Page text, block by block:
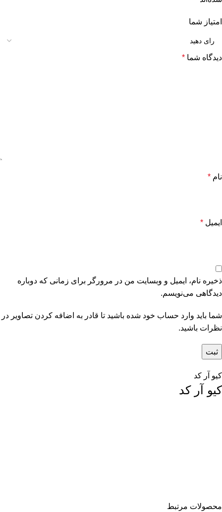
امتیاز شما
دیدگاه شما *
نام *
ایمیل *
ذخیره نام، ایمیل و وبسایت من در مرورگر برای زمانی که دوباره
دیدگاهی می‌نویسم.
شما باید وارد حساب خود شده باشید تا قادر به اضافه کردن تصاویر در
نظرات باشید.
کیو آر کد
کیو آر کد
محصولات مرتبط